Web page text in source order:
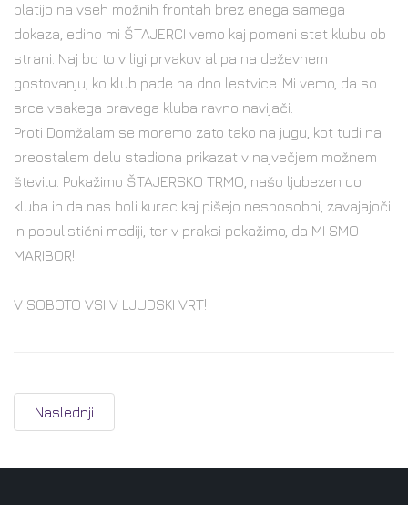
blatijo na vseh možnih frontah brez enega samega
dokaza, edino mi ŠTAJERCI vemo kaj pomeni stat klubu ob
strani. Naj bo to v ligi prvakov al pa na deževnem
gostovanju, ko klub pade na dno lestvice. Mi vemo, da so
srce vsakega pravega kluba ravno navijači.
Proti Domžalam se moremo zato tako na jugu, kot tudi na
preostalem delu stadiona prikazat v največjem možnem
številu. Pokažimo ŠTAJERSKO TRMO, našo ljubezen do
kluba in da nas boli kurac kaj pišejo nesposobni, zavajajoči
in populistični mediji, ter v praksi pokažimo, da MI SMO
MARIBOR!
V SOBOTO VSI V LJUDSKI VRT!
Naslednji